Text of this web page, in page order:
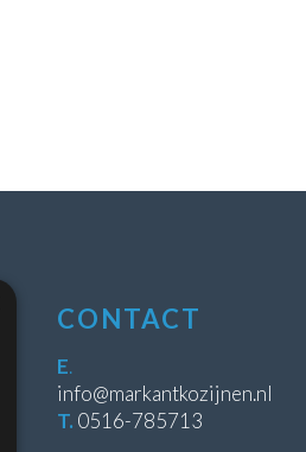
CONTACT
E.
info@markantkozijnen.nl
T. 0516-785713